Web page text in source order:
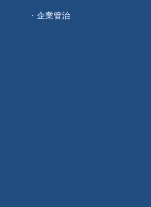
企業管治